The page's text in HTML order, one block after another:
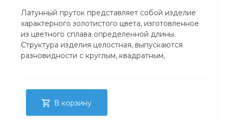
Латунный пруток представляет собой изделие
характерного золотистого цвета, изготовленное
из цветного сплава определенной длины.
Структура изделия целостная, выпускаются
разновидности с круглым, квадратным,
В корзину